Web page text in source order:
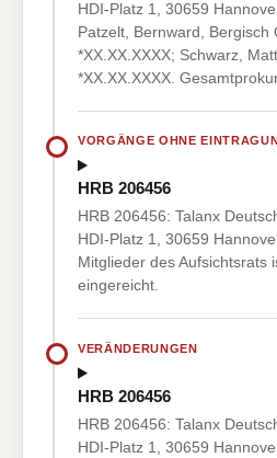
HDI-Platz 1, 30659
Patzelt, Bernward, Bergisch
*XX.XX.XXXX; Schwarz,
*XX.XX.XXXX.
VORGÄNGE OHNE
HRB 206456
HRB 206456: Talanx
HDI-Platz 1, 30659
Mitglieder des Aufsichtsrats
eingereicht.
VERÄNDERUNGEN
HRB 206456
HRB 206456: Talanx
HDI-Platz 1, 30659